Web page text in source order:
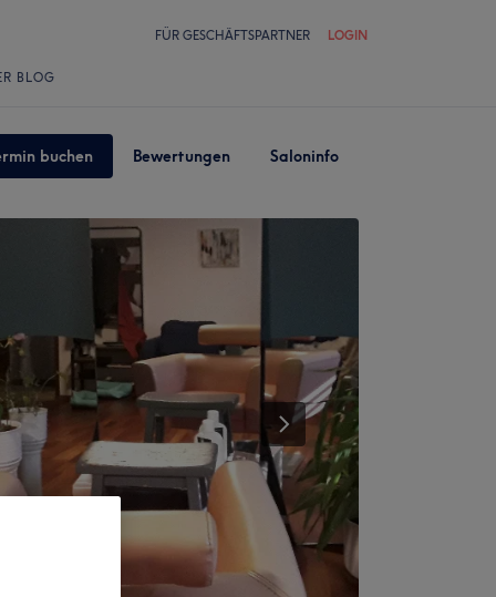
FÜR GESCHÄFTSPARTNER LOGIN
BLOG
buchen Bewertungen Saloninfo